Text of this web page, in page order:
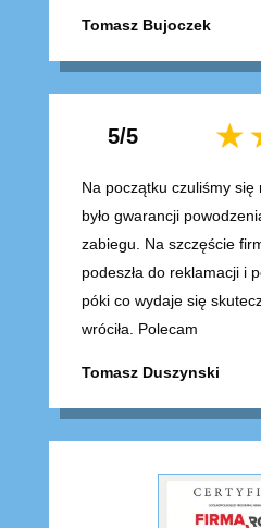
Tomasz Bujoczek
5/5
Na początku czuliśmy
było gwarancji
zabiegu. Na szczęście
podeszła do reklamacji i
póki co wydaje się
wróciła. Polecam
Tomasz Duszynski